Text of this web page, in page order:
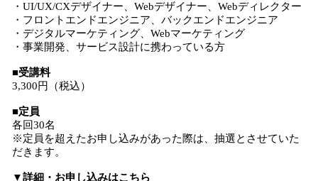
・UI/UX/CXデザイナー、Webデザイナー、Webディレクター
・フロントエンドエンジニア、バックエンドエンジニア
・デジタルマーケティング、Webマーケティング
・事業開発、サービス設計に携わっている方
■受講料
3,300円（税込）
■定員
各回30名
※定員を超えたお申し込みがあった際は、抽選とさせていた
だきます。
▼詳細・お申し込みはこちら